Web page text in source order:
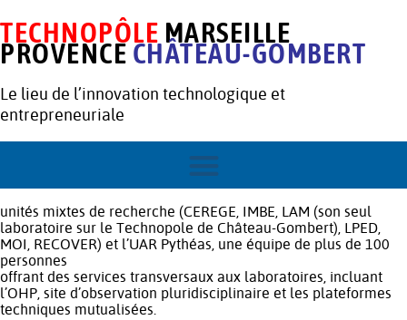
TECHNOPÔLE MARSEILLE
PROVENCECHÂTEAU-GOMBERT
Le lieu de l’innovation technologique et
entrepreneuriale
unités mixtes de recherche (CEREGE, IMBE, LAM (son seul
laboratoire sur le Technopole de Château-Gombert), LPED,
MOI, RECOVER) et l’UAR Pythéas, une équipe de plus de 100
personnes
offrant des services transversaux aux laboratoires, incluant
l’OHP, site d’observation pluridisciplinaire et les plateformes
techniques mutualisées.